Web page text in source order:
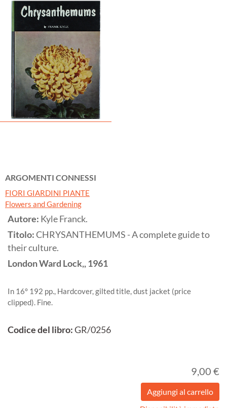
ARGOMENTI CONNESSI
FIORI GIARDINI PIANTE
Flowers and Gardening
Autore: Kyle Franck.
Titolo:CHRYSANTHEMUMS - A complete guide to
their culture.
LondonWard Lock,,1961
In 16° 192 pp., Hardcover, gilted title, dust jacket (price
clipped). Fine.
Codice del libro:GR/0256
9,00 €